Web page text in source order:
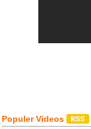
Populer Videos